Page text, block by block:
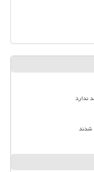
ندارد